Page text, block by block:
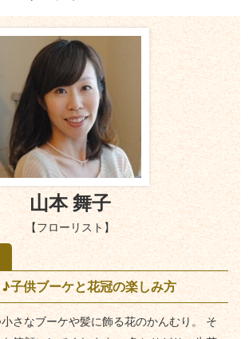
山本 舞子
【フローリスト】
子供ブーケと花冠の楽しみ方
さなブーケや髪に飾る花のかんむり。 そ